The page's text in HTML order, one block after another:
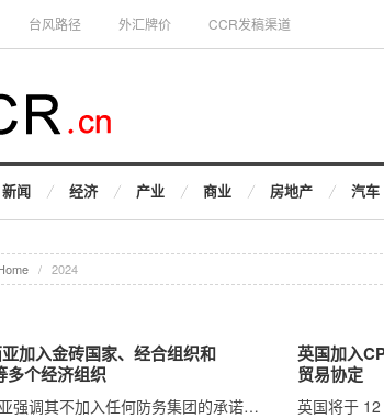
台风路径 外汇牌价 CCR发稿渠道
新闻 经济 产业 商业 房地产 汽车
/ 2024
加入金砖国家、经合组织和
多个经济组织
强调其不加入任何防务集团的承诺…
英国加入
贸易协定
英国将于